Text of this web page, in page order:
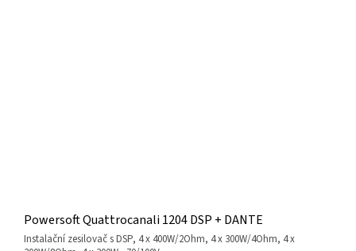
Powersoft Quattrocanali 1204 DSP + DANTE
instalační zesilovač s DSP, 4 x 400W/2Ohm, 4 x 300W/4Ohm, 4 x